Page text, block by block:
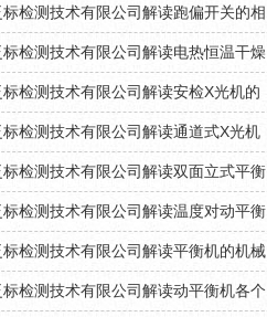
标检测技术有限公司解读跑偏开关的相
标检测技术有限公司解读电热恒温干燥
标检测技术有限公司解读安检X光机的
标检测技术有限公司解读通道式X光机
标检测技术有限公司解读双面立式平衡
标检测技术有限公司解读温度对动平衡
标检测技术有限公司解读平衡机的机械
标检测技术有限公司解读动平衡机各个